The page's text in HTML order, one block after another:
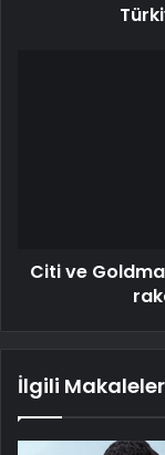
Citi ve
İlgili Makaleler